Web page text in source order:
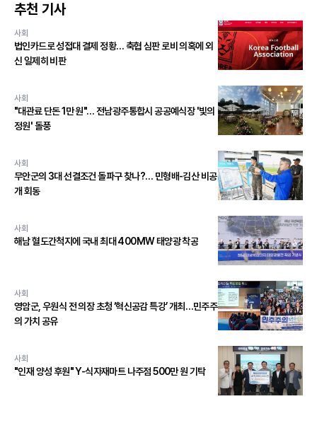
추천 기사
사회
법인카드로 성접대 결제 정황… 축협 심판 로비 의혹에 외
신 일제히 비판
사회
"대관료 단돈 1만 원"… 전남광주통합시 공공예식장 '빛의
정원' 돌풍
사회
무안군의 3대 선결조건 돌파구 찾나?… 민형배-김산 비공
개 회동
사회
해남 혈도간척지에 국내 최대 400MW 태양광 착공
사회
영암군, 우원식 전 의장 초청 ‘혁신공감 특강’ 개최…민주주
의 가치 공유
사회
"인재 양성 후원" Y-식자재마트 나주점 500만 원 기탁